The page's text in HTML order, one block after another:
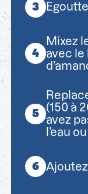
Mixez
avec le
(150 à
avez
l’eau
Ajoutez